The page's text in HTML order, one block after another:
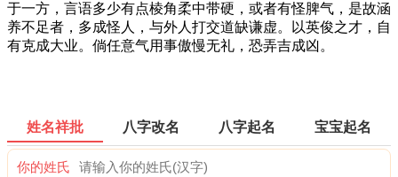
于一方，言语多少有点棱角柔中带硬，或者有怪脾气，是故涵
养不足者，多成怪人，与外人打交道缺谦虚。以英俊之才，自
有克成大业。倘任意气用事傲慢无礼，恐弄吉成凶。
姓名祥批 八字改名 八字起名 宝宝起名
你的姓氏